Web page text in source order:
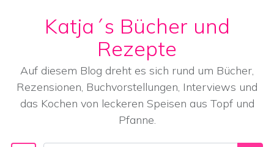
Skip to content
Katja´s Bücher und
Rezepte
Auf diesem Blog dreht es sich rund um Bücher,
Rezensionen, Buchvorstellungen, Interviews und
das Kochen von leckeren Speisen aus Topf und
Pfanne.